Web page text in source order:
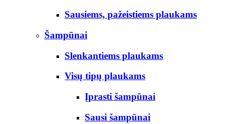
Sausiems, pažeistiems plaukams
Šampūnai
Slenkantiems plaukams
Visų tipų plaukams
Įprasti šampūnai
Sausi šampūnai